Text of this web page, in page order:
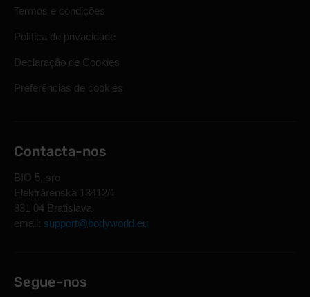
Termos e condições
Política de privacidade
Declaração de Cookies
Preferências de cookies
Contacta-nos
BIO 5, sro
Elektrárenská 13412/1
831 04 Bratislava
email: support@bodyworld.eu
Segue-nos